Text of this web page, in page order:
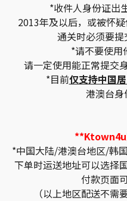
*收件人身份证出
2013年及以后，或被怀
通关时必须要提
*请不要使用
请一定使用能正常提交
*目前仅支持中国
港澳台身
**Ktown4u
*中国大陆/港澳台地区/韩
下单时运送地址可以选择
付款页面
（以上地区配送不需